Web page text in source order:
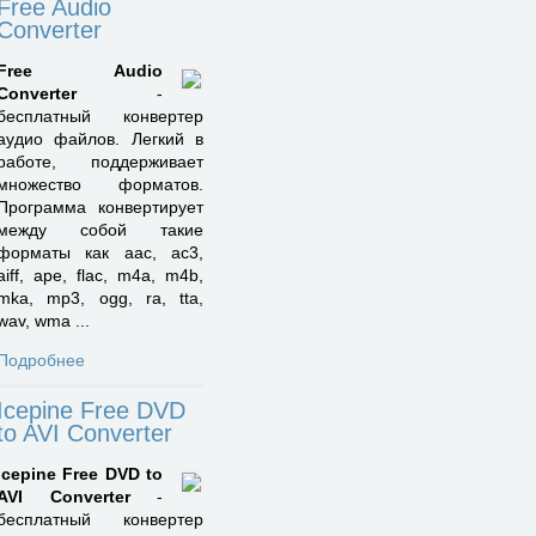
Audio
Audio
-
конвертер
файлов. Легкий в
поддерживает
форматов.
конвертирует
собой такие
как aac, ac3,
ape, flac, m4a, m4b,
mp3, ogg, ra, tta,
wma ...
Free DVD
AVI Converter
Free DVD to
Converter-
конвертер